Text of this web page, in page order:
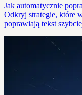
Jak automatycznie
Odkryj strategie, które
poprawiają tekst